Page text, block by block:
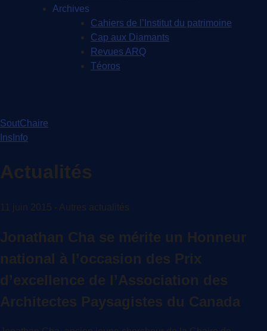
Archives
Cahiers de l’Institut du patrimoine
Cap aux Diamants
Revues ARQ
Téoros
SoutChaire
InsInfo
Actualités
11 juin 2015 - Autres actualités
Jonathan Cha se mérite un Honneur
national à l’occasion des Prix
d’excellence de l’Association des
Architectes Paysagistes du Canada